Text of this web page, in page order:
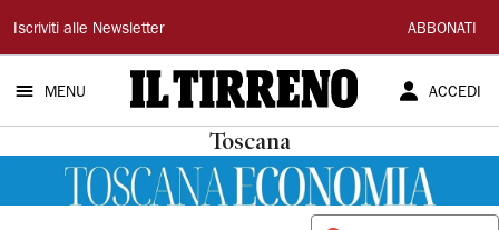
Il
Tirreno
Iscriviti alle Newsletter ABBONATI
MENU ACCEDI
Toscana